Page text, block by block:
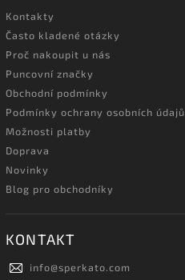
Kontakty
Často kladené otázky
Proč nakoupit u nás
Puncovní značky
Obchodní podmínky
Podmínky ochrany osobních údajů
Možnosti platby
Doprava
Novinky
Blog pro obchodníky
KONTAKT
info@sperkato.com